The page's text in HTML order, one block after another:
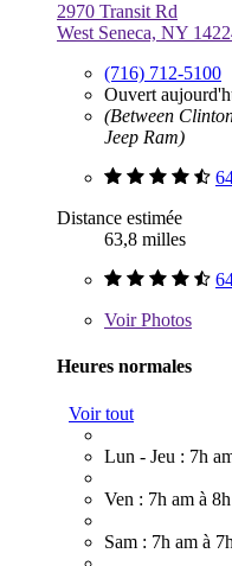
2970 Transit Rd
West Seneca, NY
(716) 712-5100
Ouvert
(Between
Jeep Ram)
Distance estimée
63,8 milles
VoirPhotos
Heures normales
Voir tout
Lun - Jeu : 7h
Ven : 7h am à
Sam : 7h am à